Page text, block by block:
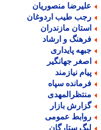
منصوریان
طیب اردوغان
مازندران
و ارشاد
پایداری
جهانگیر
نیازمند
سپاه
بازار
عمومی
ستارگان